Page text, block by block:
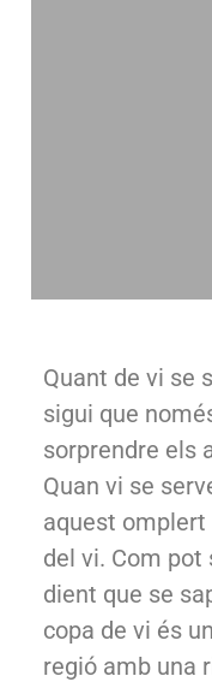
Quant de vi se
sigui que
sorprendre els
Quan vi se
aquest omplert
del vi. Com pot
dient que se
copa de vi és
regió amb una